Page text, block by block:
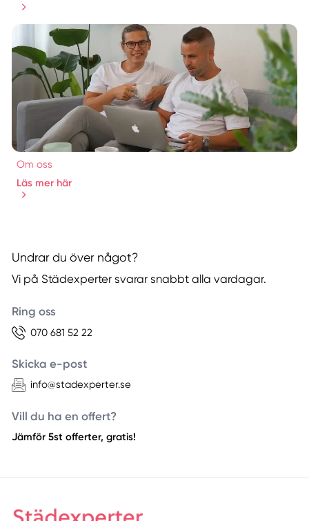
Om oss
Läs mer här
Undrar du över något?
Vi på Städexperter svarar snabbt alla vardagar.
Ring oss
070 681 52 22
Skicka e-post
info@stadexperter.se
Vill du ha en offert?
Jämför 5st offerter, gratis!